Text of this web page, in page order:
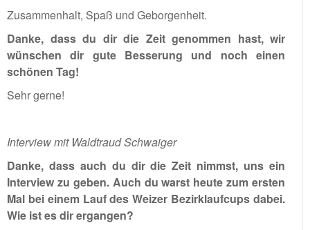
Zusammenhalt, Spaß und Geborgenheit.
Danke, dass du dir die Zeit genommen hast, wir
wünschen dir gute Besserung und noch einen
schönen Tag!
Sehr gerne!
Interview mit Waldtraud Schwaiger
Danke, dass auch du dir die Zeit nimmst, uns ein
Interview zu geben. Auch du warst heute zum ersten
Mal bei einem Lauf des Weizer Bezirklaufcups dabei.
Wie ist es dir ergangen?